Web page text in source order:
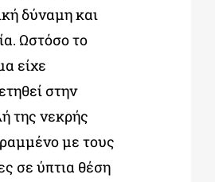
δύναμη και
Ωστόσο το
είχε
στην
της νεκρής
με τους
σε ύπτια θέση